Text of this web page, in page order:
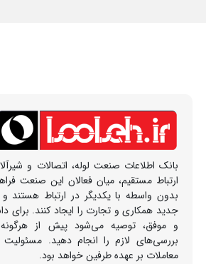
بانک اطلاعات صنعت لوله، اتصالات و
ارتباط مستقیم، میان فعالان این صنعت
بدون واسطه با یکدیگر در ارتباط هستند
جدید همکاری و تجارت را ایجاد کنند. برای
و موفق، توصیه می‌شود پیش از هرگونه
بررسی‌های لازم را انجام دهید. مسئولیت
معاملات بر عهده طرفین خواهد بود.